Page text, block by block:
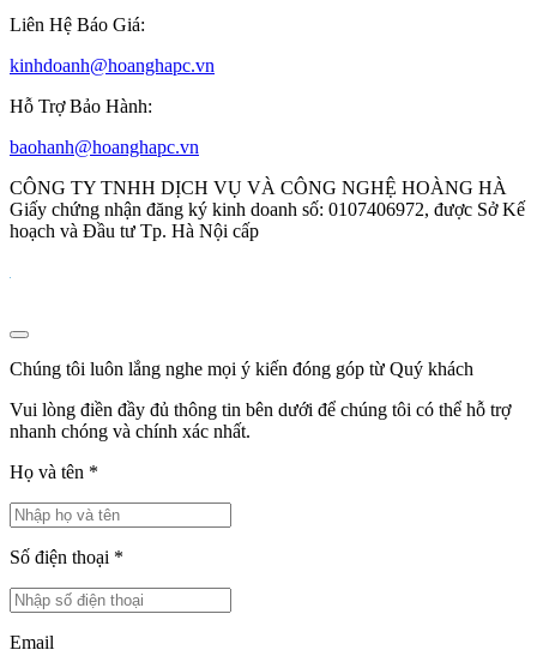
Liên Hệ Báo Giá:
kinhdoanh@hoanghapc.vn
Hỗ Trợ Bảo Hành:
baohanh@hoanghapc.vn
CÔNG TY TNHH DỊCH VỤ VÀ CÔNG NGHỆ HOÀNG HÀ
Giấy chứng nhận đăng ký kinh doanh số: 0107406972, được Sở Kế
hoạch và Đầu tư Tp. Hà Nội cấp
Chúng tôi luôn lắng nghe mọi ý kiến đóng góp từ Quý khách
Vui lòng điền đầy đủ thông tin bên dưới để chúng tôi có thể hỗ trợ
nhanh chóng và chính xác nhất.
Họ và tên *
Số điện thoại *
Email